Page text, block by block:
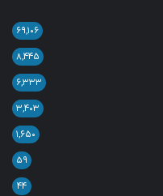
۶۹,۱۰۶
۸,۴۴۵
۶,۳۳۳
۳,۴۰۳
۱,۶۵۰
۵۹
۴۴